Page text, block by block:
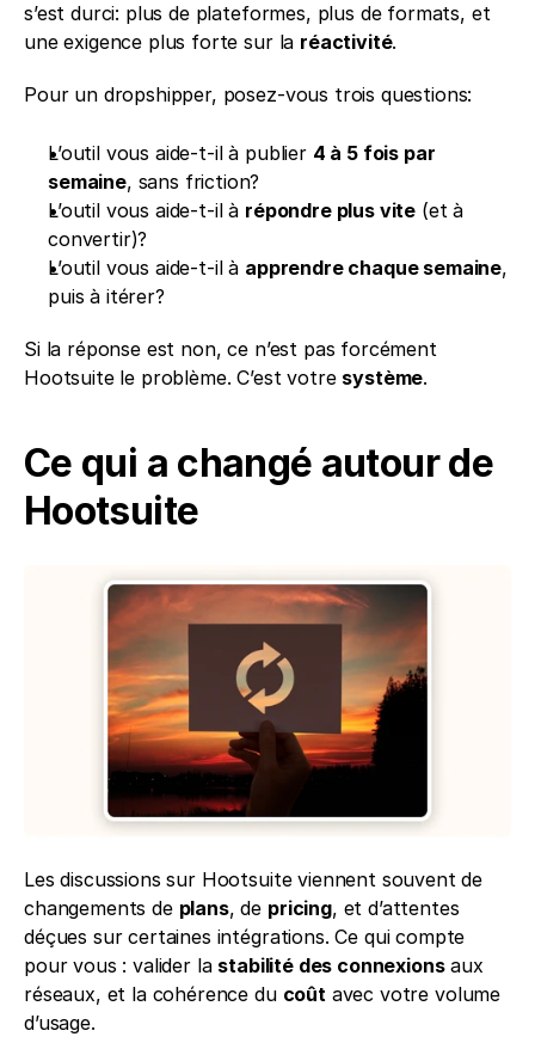
s’est durci: plus de plateformes, plus de formats, et
une exigence plus forte sur la réactivité.
Pour un dropshipper, posez-vous trois questions:
L’outil vous aide-t-il à publier 4 à 5 fois par
semaine, sans friction?
L’outil vous aide-t-il à répondre plus vite (et à
convertir)?
L’outil vous aide-t-il à apprendre chaque semaine,
puis à itérer?
Si la réponse est non, ce n’est pas forcément
Hootsuite le problème. C’est votre système.
Ce qui a changé autour de
Hootsuite
Les discussions sur Hootsuite viennent souvent de
changements de plans, de pricing, et d’attentes
déçues sur certaines intégrations. Ce qui compte
pour vous : valider la stabilité des connexions aux
réseaux, et la cohérence du coût avec votre volume
d’usage.